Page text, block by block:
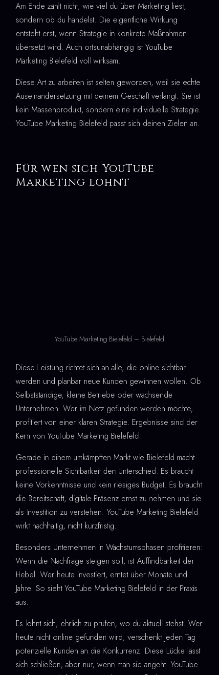
Am Ende zählt nicht, wie viel du über Marketing liest,
sondern ob du handelst. Die eigentliche Wirkung
entsteht erst, wenn Strategie in konkrete Maßnahmen
übersetzt wird. Auch ortsunabhängig ist YouTube
Marketing Bielefeld voll wirksam.
Diese Art zu arbeiten ist selten geworden, weil sie echte
Auseinandersetzung mit deinem Geschäft verlangt. Sie ist
kein Massenprodukt, sondern eine individuelle Strategie.
YouTube Marketing Bielefeld passt sich deinen Zielen an.
Für wen sich YouTube
Marketing lohnt
YouTube Marketing Bielefeld – Bielefeld
Diese Leistung richtet sich an alle, die online sichtbar
werden und planbar neue Kunden gewinnen wollen. Ob
Selbstständige, kleine Betriebe oder wachsende
Unternehmen: Wer im Netz gefunden werden möchte,
profitiert von einer klaren Strategie. Ergebnisse sind der
Kern von YouTube Marketing Bielefeld.
Gerade in einem umkämpften Markt wie Bielefeld macht
professionelle Sichtbarkeit den Unterschied. Es braucht
keine Vorkenntnisse und kein riesiges Budget. Es braucht
die Bereitschaft, digitale Präsenz ernst zu nehmen und sie
als Investition zu verstehen. YouTube Marketing Bielefeld
wirkt nachhaltig, nicht kurzfristig.
Besonders Unternehmen in Wachstumsphasen profitieren:
Wenn die Nachfrage steigen soll, ist Auffindbarkeit der
Hebel. Wer heute investiert, erntet über Monate und
Jahre. So sieht YouTube Marketing Bielefeld in der Praxis
aus.
Es lohnt sich, ehrlich zu prüfen, wo du aktuell stehst. Wer
heute nicht online gefunden wird, verschenkt jeden Tag
potenzielle Kunden an die Konkurrenz. Diese Lücke lässt
sich schließen, aber nur, wenn man sie angeht. YouTube